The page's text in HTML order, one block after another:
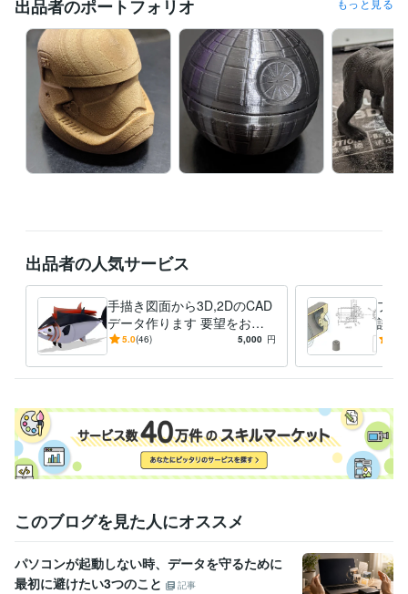
出品者のポートフォリオ もっと見る
出品者の人気サービス
手描き図面から3D,2DのCAD
データ作ります 要望をお聞
かせください モノづくりを
5.0(46) 5,000 円
プラ
談承
の際
このブログを見た人にオススメ
パソコンが起動しない時、データを守るために
最初に避けたい3つのこと
記事